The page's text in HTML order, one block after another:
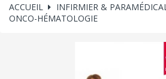
ACCUEIL INFIRMIER & PARAMÉDICAL
ONCO-HÉMATOLOGIE